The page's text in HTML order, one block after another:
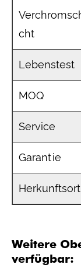
cht
Lebenstest
MOQ
Service
Garantie
Herkunftsort
Weitere
verfügbar: